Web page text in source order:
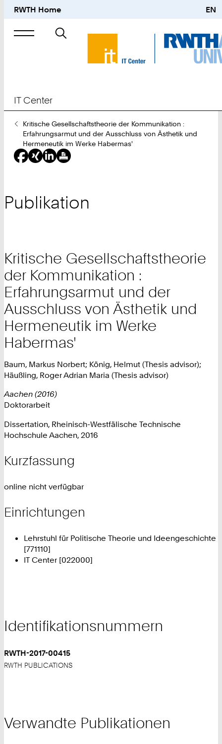
RWTH Home EN
Suche
nach
IT Center
Sie
sind
hier:
Kritische Gesellschaftstheorie der Kommunikation :
Erfahrungsarmut und der Ausschluss von Ästhetik und
Hermeneutik im Werke Habermas'
Publikation
Kritische Gesellschaftstheorie
der Kommunikation :
Erfahrungsarmut und der
Ausschluss von Ästhetik und
Hermeneutik im Werke
Habermas'
Baum, Markus Norbert; König, Helmut (Thesis advisor);
Häußling, Roger Adrian Maria (Thesis advisor)
Aachen (2016)
Doktorarbeit
Dissertation, Rheinisch-Westfälische Technische
Hochschule Aachen, 2016
Kurzfassung
online nicht verfügbar
Einrichtungen
Lehrstuhl für Politische Theorie und Ideengeschichte
[771110]
IT Center [022000]
Identifikationsnummern
RWTH-2017-00415
RWTH PUBLICATIONS
Verwandte Publikationen